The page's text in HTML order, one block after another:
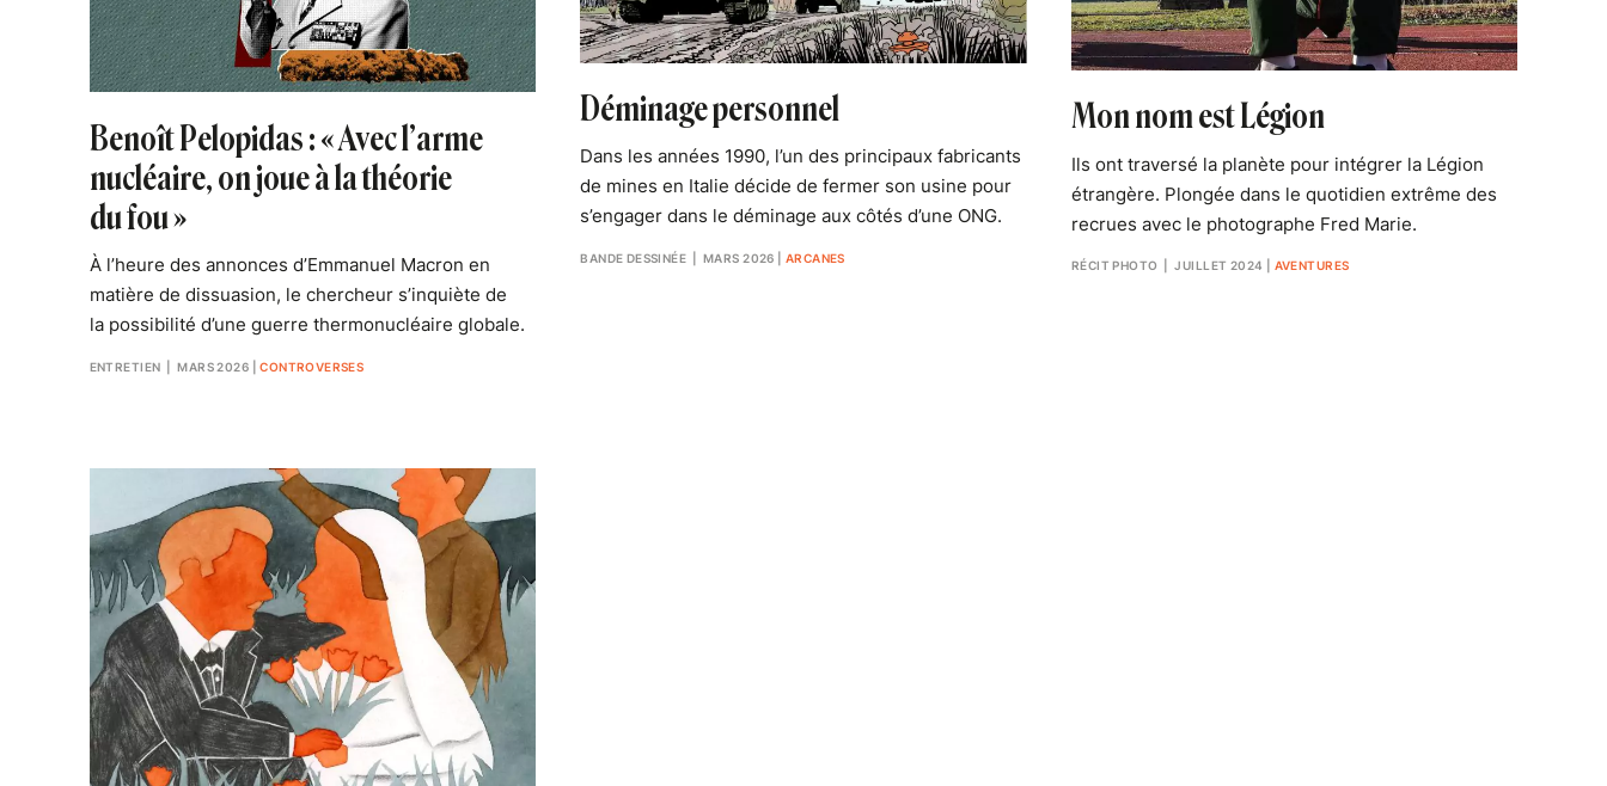
Benoît Pelopidas : « Avec l’arme
nucléaire, on joue à la théorie
du fou »
À l’heure des annonces d’Emmanuel Macron en
matière de dissuasion, le chercheur s’inquiète de
la possibilité d’une guerre thermonucléaire globale.
ENTRETIEN | MARS 2026 |CONTROVERSES
Déminage personnel
Dans les années 1990, l’un des principaux fabricants
de mines en Italie décide de fermer son usine pour
s’engager dans le déminage aux côtés d’une ONG.
BANDE DESSINÉE | MARS 2026 |ARCANES
Mon nom est Légion
Ils ont traversé la planète pour intégrer la Légion
étrangère. Plongée dans le quotidien extrême des
recrues avec le photographe Fred Marie.
RÉCIT PHOTO | JUILLET 2024 AVENTURES